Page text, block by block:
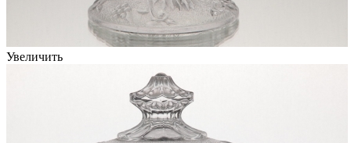
Увеличить